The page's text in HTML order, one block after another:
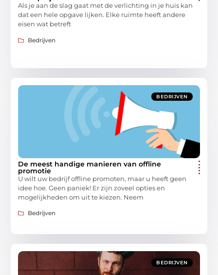
Als je aan de slag gaat met de verlichting in je huis kan
dat een hele opgave lijken. Elke ruimte heeft andere
eisen wat betreft
Bedrijven
BEDRIJVEN
De meest handige manieren van offline
promotie
U wilt uw bedrijf offline promoten, maar u heeft geen
idee hoe. Geen paniek! Er zijn zoveel opties en
mogelijkheden om uit te kiezen. Neem
Bedrijven
BEDRIJVEN